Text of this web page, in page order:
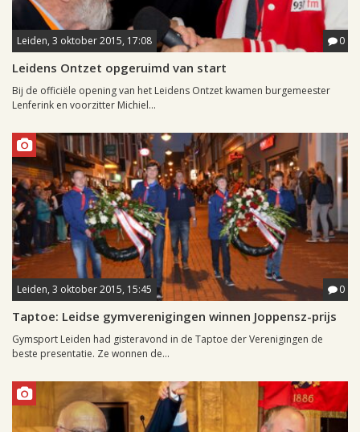
Leiden, 3 oktober 2015, 17:08 0
Leidens Ontzet opgeruimd van start
Bij de officiële opening van het Leidens Ontzet kwamen burgemeester
Lenferink en voorzitter Michiel...
Leiden, 3 oktober 2015, 15:45 0
Taptoe: Leidse gymverenigingen winnen Joppensz-prijs
Gymsport Leiden had gisteravond in de Taptoe der Verenigingen de
beste presentatie. Ze wonnen de...